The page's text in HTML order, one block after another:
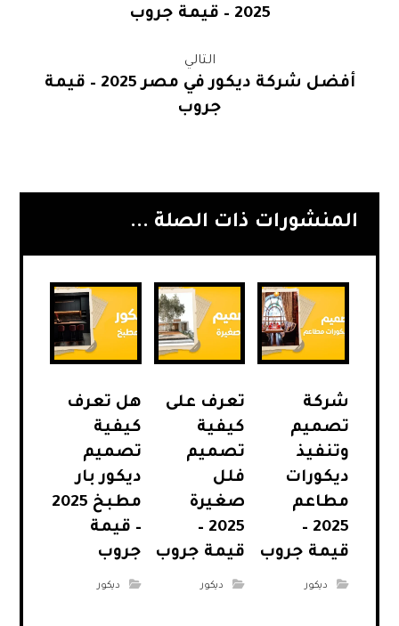
2025 – قيمة جروب
التالي
أفضل شركة ديكور في مصر 2025 – قيمة
جروب
المنشورات ذات الصلة ...
شركة
تصميم
وتنفيذ
ديكورات
مطاعم
2025 –
قيمة جروب
ديكور
تعرف على
كيفية
تصميم
فلل
صغيرة
2025 –
قيمة جروب
ديكور
هل تعرف
كيفية
تصميم
ديكور بار
مطبخ 2025
– قيمة
جروب
ديكور